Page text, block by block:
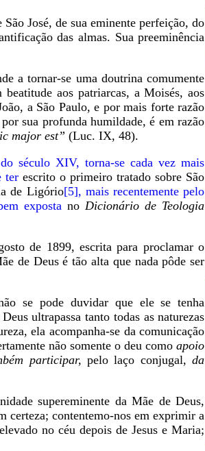
José, de sua eminente perfeição, do
das almas. Sua preeminência
a tornar-se uma doutrina comumente
aos patriarcas, a Moisés, aos
a São Paulo, e por mais forte razão
sua profunda humildade, é em razão
major est” (Luc. IX, 48).
século XIV, torna-se cada vez mais
ter escrito o primeiro tratado sobre São
de Ligório[5], mais recentemente pelo
exposta noDicionário de Teologia
de 1899, escrita para proclamar o
de Deus é tão alta que nada pôde ser
se pode duvidar que ele se tenha
ultrapassa tanto todas as naturezas
ela acompanha-se da comunicação
não somente o deu comoapoio
participar,pelo laço conjugal,da
supereminente da Mãe de Deus,
certeza; contentemo-nos em exprimir a
no céu depois de Jesus e Maria;